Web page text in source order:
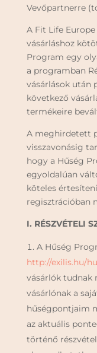
Vevőpartnerre
A Fit Life
vásárláshoz
Program egy
a programban
vásárlások után
következő
termékeire
A meghirdetett
visszavonásig
hogy a Hűség
egyoldalúan
köteles
regisztrációban
I. RÉSZVÉTELI
A Hűség
http://exilis.hu/
vásárlók tudnak
vásárlónak a
hűségpontjaim
az aktuális
történő